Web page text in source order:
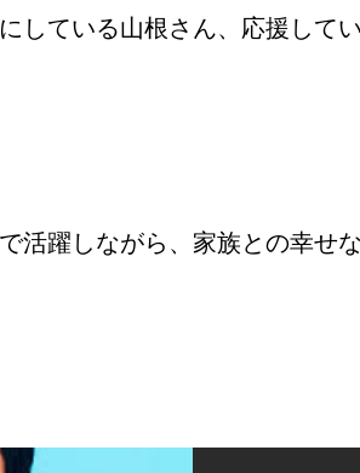
している山根さん、応援してい
活躍しながら、家族との幸せ